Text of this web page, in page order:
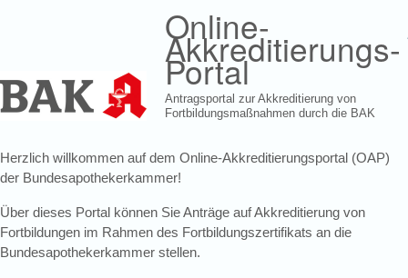
Online-
Akkreditierungs-
Portal
Antragsportal zur Akkreditierung von
Fortbildungsmaßnahmen durch die BAK
Herzlich willkommen auf dem Online-Akkreditierungsportal (OAP)
der Bundesapothekerkammer!
Über dieses Portal können Sie Anträge auf Akkreditierung von
Fortbildungen im Rahmen des Fortbildungszertifikats an die
Bundesapothekerkammer stellen.